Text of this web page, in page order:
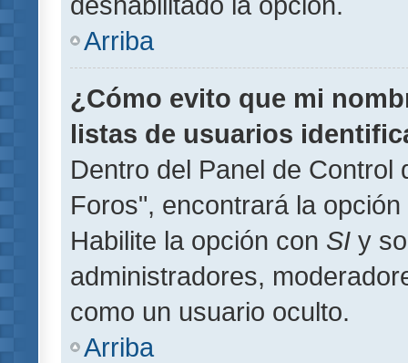
Arriba
¿Cómo evito que mi
listas de usuarios
Dentro del Panel de
Foros", encontrará la opción
Habilite la opción con SI y
administradores,
como un usuario oculto.
Arriba